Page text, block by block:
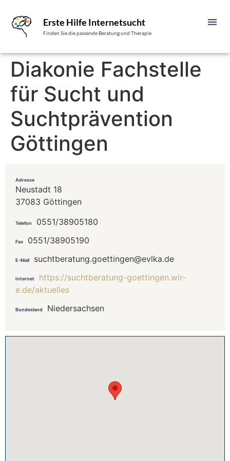
Erste Hilfe Internetsucht
Finden Sie die passende Beratung und Therapie
Diakonie Fachstelle
für Sucht und
Suchtprävention
Göttingen
Adresse
Neustadt 18
37083 Göttingen
Telefon 0551/38905180
Fax 0551/38905190
E-Mail suchtberatung.goettingen@evlka.de
Internet
https://suchtberatung-goettingen.wir-
e.de/aktuelles
Bundesland Niedersachsen